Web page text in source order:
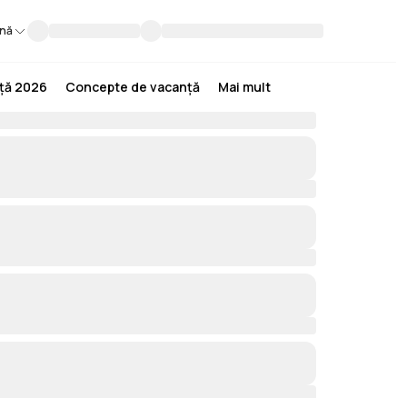
2026 Concepte de vacanță Mai mult